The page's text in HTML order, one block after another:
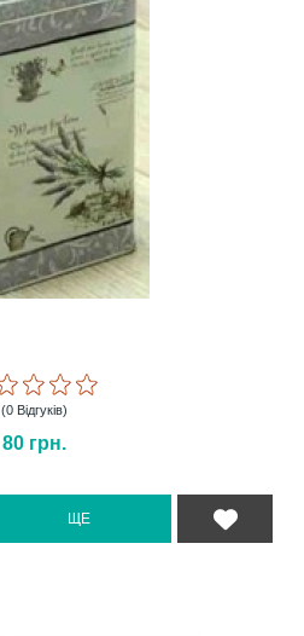
(0 Відгуків)
80 грн.